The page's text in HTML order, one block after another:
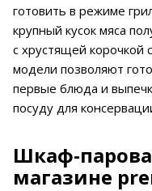
готовить в режиме
крупный кусок мяса
с хрустящей корочкой
модели позволяют
первые блюда и
посуду для
Шкаф-
магазине